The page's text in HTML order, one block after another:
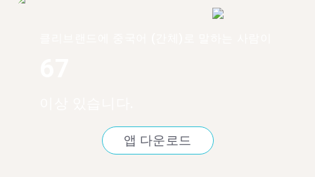
앱 다운로드